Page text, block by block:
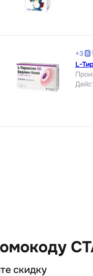
+3
L-
скидку